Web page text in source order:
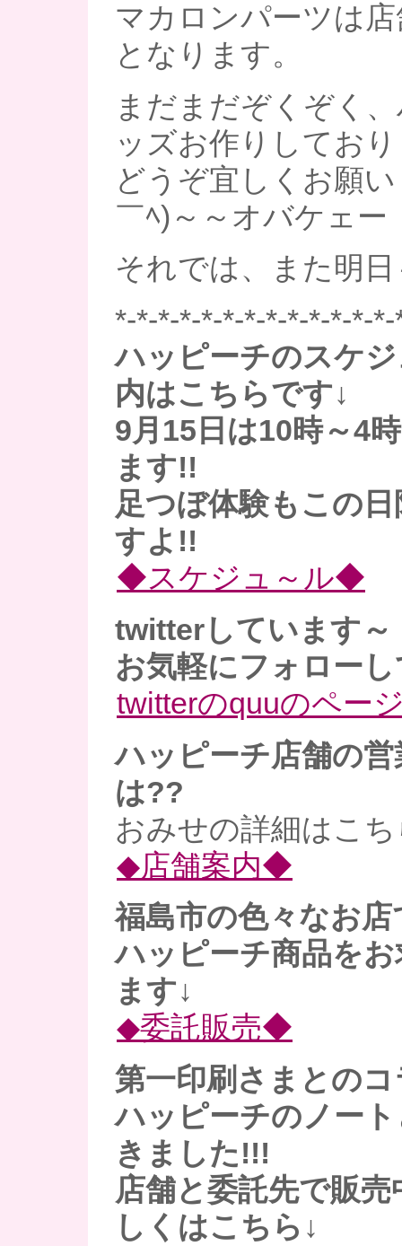
マカロンパーツは
となります。
まだまだぞくぞく
ッズお作りしてお
どうぞ宜しくお願
￣ﾍ)～～オバケェー
それでは、また明日
*-*-*-*-*-*-*-*-*-*-*-*-
ハッピーチのスケ
内はこちらです↓
9月15日は10時～4
ます!!
足つぼ体験もこの
すよ!!
◆スケジュ～ル◆
twitterしています～
お気軽にフォローし
twitterのquuのペー
ハッピーチ店舗の
は??
おみせの詳細はこ
◆店舗案内◆
福島市の色々なお店
ハッピーチ商品を
ます↓
◆委託販売◆
第一印刷さまとの
ハッピーチのノー
きました!!!
店舗と委託先で販
しくはこちら↓